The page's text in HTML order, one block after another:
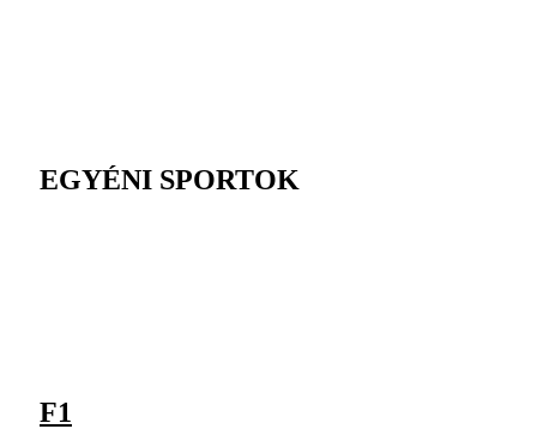
EGYÉNI SPORTOK
F1